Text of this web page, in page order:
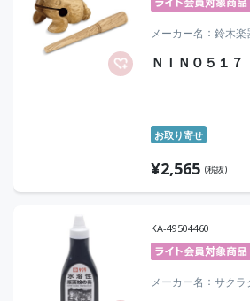
メーカー名 鈴木楽
ＮＩＮＯ５１
お取り寄せ
¥2,565 (税抜)
KA-49504460
メーカー名 サクラ